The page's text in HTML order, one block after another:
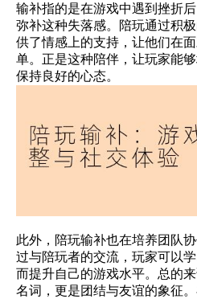
输补指的是在游戏中遇到挫折
弥补这种失落感。陪玩通过积
供了情感上的支持，让他们在
单。正是这种陪伴，让玩家能
保持良好的心态。
此外，陪玩输补也在培养团队
过与陪玩者的交流，玩家可以
而提升自己的游戏水平。总的
名词，更是团结与友谊的象征